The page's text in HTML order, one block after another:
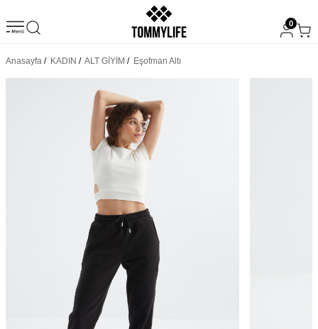
0
Anasayfa / KADIN / ALT GİYİM / Eşofman Altı